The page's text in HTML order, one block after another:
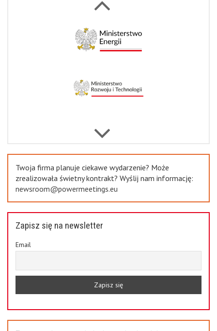
Twoja firma planuje ciekawe wydarzenie? Może
zrealizowała świetny kontrakt? Wyślij nam informację:
newsroom@powermeetings.eu
Zapisz się na newsletter
Email